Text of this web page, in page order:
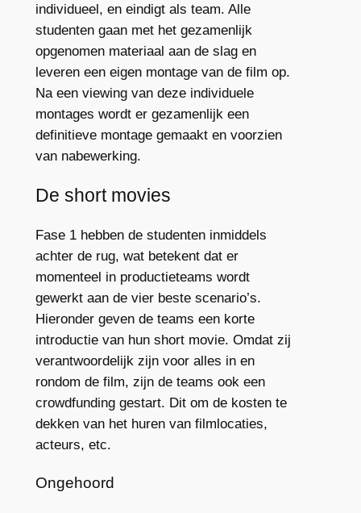
individueel, en eindigt als team. Alle
studenten gaan met het gezamenlijk
opgenomen materiaal aan de slag en
leveren een eigen montage van de film op.
Na een viewing van deze individuele
montages wordt er gezamenlijk een
definitieve montage gemaakt en voorzien
van nabewerking.
De short movies
Fase 1 hebben de studenten inmiddels
achter de rug, wat betekent dat er
momenteel in productieteams wordt
gewerkt aan de vier beste scenario’s.
Hieronder geven de teams een korte
introductie van hun short movie. Omdat zij
verantwoordelijk zijn voor alles in en
rondom de film, zijn de teams ook een
crowdfunding gestart. Dit om de kosten te
dekken van het huren van filmlocaties,
acteurs, etc.
Ongehoord